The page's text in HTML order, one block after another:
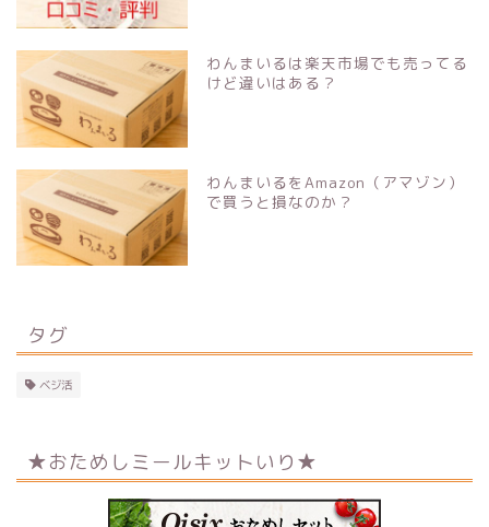
わんまいるは楽天市場でも売ってる
けど違いはある？
わんまいるをAmazon（アマゾン）
で買うと損なのか？
タグ
ベジ活
★おためしミールキットいり★